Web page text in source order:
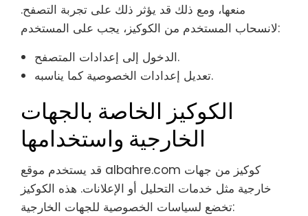
منعها، ومع ذلك قد يؤثر ذلك على تجربة التصفح.
لانسحاب المستخدم من الكوكيز، يجب على المستخدم:
الدخول إلى إعدادات المتصفح.
تعديل إعدادات الخصوصية كما يناسبه.
الكوكيز الخاصة بالجهات
الخارجية واستخدامها
قد يستخدم موقع albahre.com كوكيز من جهات
خارجية مثل خدمات التحليل أو الإعلانات. هذه الكوكيز
تخضع لسياسات الخصوصية للجهات الخارجية: